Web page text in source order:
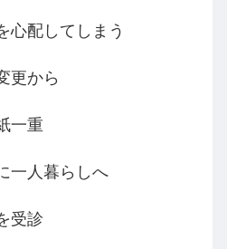
心配してしまう
更から
一重
一人暮らしへ
受診